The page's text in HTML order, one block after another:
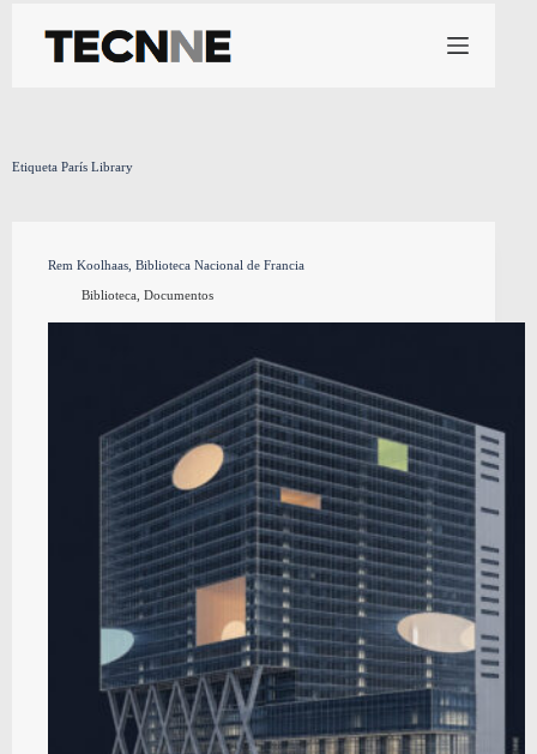
contenido
Etiqueta París Library
Rem Koolhaas, Biblioteca Nacional de Francia
Biblioteca, Documentos